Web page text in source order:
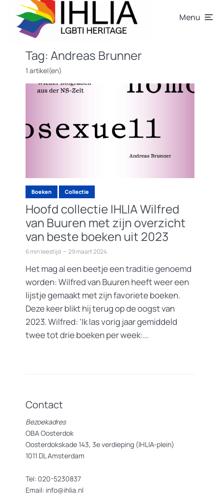
Menu
Tag: Andreas Brunner
1 artikel(en)
Boeken Collectie
Hoofd collectie IHLIA Wilfred
van Buuren met zijn overzicht
van beste boeken uit 2023
6 min leestijd 29 maart 2024
Het mag al een beetje een traditie genoemd
worden: Wilfred van Buuren heeft weer een
lijstje gemaakt met zijn favoriete boeken.
Deze keer blikt hij terug op de oogst van
2023. Wilfred: ‘Ik las vorig jaar gemiddeld
twee tot drie boeken per week:...
Contact
Bezoekadres
OBA Oosterdok
Oosterdokskade 143, 3e verdieping (IHLIA-plein)
1011 DL Amsterdam
Tel: 020-5230837
Email: info@ihlia.nl